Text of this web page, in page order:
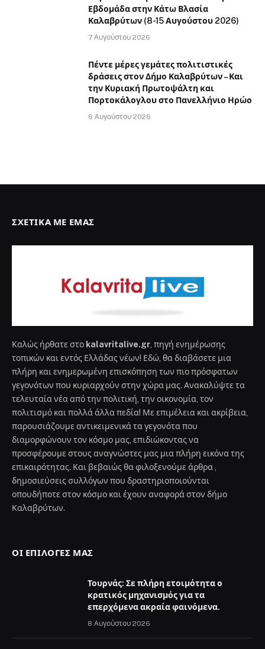
Εβδομάδα στην Κάτω Βλασία
Καλαβρύτων (8-15 Αυγούστου 2026)
7 Αυγούστου 2026
Πέντε μέρες γεμάτες πολιτιστικές
δράσεις στον Δήμο Καλαβρύτων – Και
την Κυριακή Πρωτοψάλτη και
Πορτοκάλογλου στο Πανελλήνιο Ηρώο
6 Αυγούστου 2026
ΣΧΕΤΙΚΆ ΜΕ ΕΜΆΣ
Καλώς ήρθατε στο kalavritalive.gr , πηγή ενημέρωσης
τοπικών και εντός Ελλάδας νέων! Εδώ, θα διαβάσετε μια
πλήρη και ενημερωμένη επισκόπηση των πιο πρόσφατων
γεγονότων που κυριαρχούν στην χώρα μας. Ανακαλύψτε τα
τελευταία νέα από την πολιτική, την οικονομία, τον
πολιτισμό και πολλά άλλα πεδία! Με επιμέλεια και ακρίβεια,
παρουσιάζουμε αντικειμενικά τα γεγονότα που
διαμορφώνουν τον κόσμο μας, επιδιώκοντας να
προσφέρουμε στους αναγνώστες μας μια πλήρη εικόνα της
επικαιρότητας. Και βεβαιώς θα φιλοξενούμε άρθρα ,
δημοσιεύσεις συλλόγων που δραστηριοποιούνται
οπουδήποτε στον κόσμο και έχουν αναφορά στον δήμο
Καλαβρύτων.
ΟΙ ΕΠΙΛΟΓΈΣ ΜΑΣ
Τουρνάς: Σε πλήρη ετοιμότητα ο
κρατικός μηχανισμός για τα
επερχόμενα ακραία φαινόμενα.
8 Αυγούστου 2026